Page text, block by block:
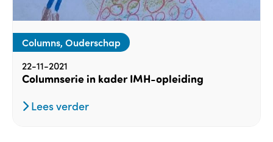
Columns, Ouderschap
22-11-2021
Columnserie in kader IMH-opleiding
Lees verder